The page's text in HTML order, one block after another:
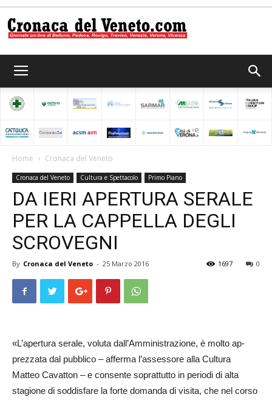
del
Veneto
Home Cronaca del Veneto
Cronaca del Veneto Cultura e Spettacolo Primo Piano
DA IERI APERTURA SERALE
PER LA CAPPELLA DEGLI
SCROVEGNI
By Cronaca del Veneto - 25 Marzo 2016 0
1697
«L’apertura serale, voluta dal­l’Am­­ministrazione, è molto ap­
prezzata dal pubblico – afferma l’assessore alla Cultura
Matteo Cavatton – e consente soprattutto in periodi di alta
stagione di soddisfare la forte domanda di visita, che nel corso